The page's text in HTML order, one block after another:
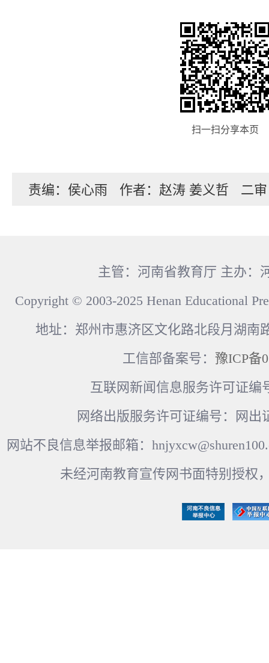
扫一扫分享本页
责编：侯心雨 作者：赵涛 姜义哲 二
主管：河南省教育厅 主办：
Copyright © 2003-2025 Henan Educational
地址：郑州市惠济区文化路北段月湖南
工信部备案号： 豫ICP备
互联网新闻信息服务许可证编
网络出版服务许可证编号：网出
网站不良信息举报邮箱：
未经河南教育宣传网书面特别授权